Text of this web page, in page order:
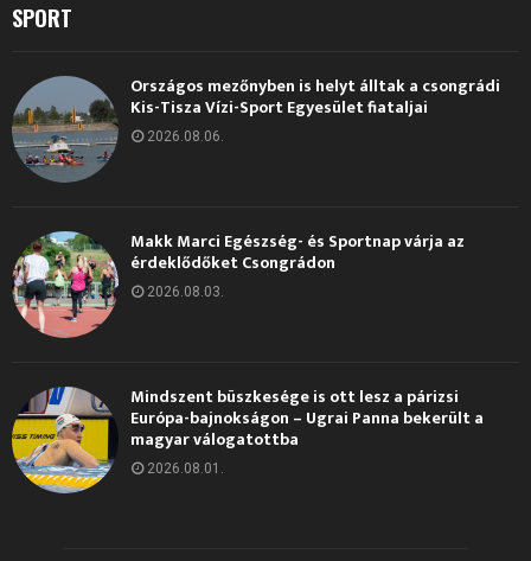
SPORT
Országos mezőnyben is helyt álltak a csongrádi
Kis-Tisza Vízi-Sport Egyesület fiataljai
2026.08.06.
Makk Marci Egészség- és Sportnap várja az
érdeklődőket Csongrádon
2026.08.03.
Mindszent büszkesége is ott lesz a párizsi
Európa-bajnokságon – Ugrai Panna bekerült a
magyar válogatottba
2026.08.01.